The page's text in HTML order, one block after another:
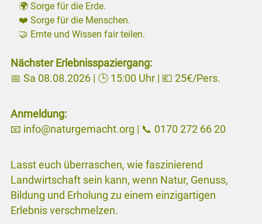
🌍 Sorge für die Erde.
❤️ Sorge für die Menschen.
🤝 Ernte und Wissen fair teilen.
Nächster Erlebnisspaziergang:
📅 Sa 08.08.2026 | 🕒 15:00 Uhr | 💶 25€/Pers.
Anmeldung:
📧 info@naturgemacht.org | 📞 0170 272 66 20
Lasst euch überraschen, wie faszinierend
Landwirtschaft sein kann, wenn Natur, Genuss,
Bildung und Erholung zu einem einzigartigen
Erlebnis verschmelzen.